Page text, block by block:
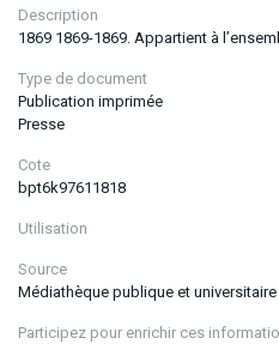
Description
1869 1869-1869. Appartient à
Type de document
Publication imprimée
Presse
Cote
bpt6k97611818
Utilisation
Source
Médiathèque publique et universitaire
Participez pour enrichir ces